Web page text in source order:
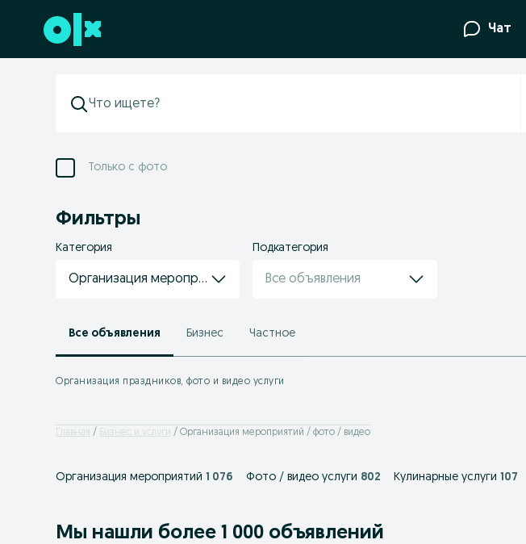
Перейти к нижнему колонтитулу Чат
Только с фото
Фильтры
Категория
Организация мероприятий / фото / видео
Подкатегория
Все объявления
Все объявления Бизнес Частное
Организация праздников, фото и видео услуги
Главная Бизнес и услуги Организация мероприятий / фото / видео
Организация мероприятий 1 076 Фото / видео услуги 802 Кулинарные услуги 107
Мы нашли более 1 000 объявлений